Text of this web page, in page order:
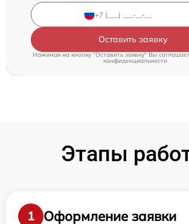
Оставить заявку
Нажимая на кнопку "Оставить заявку" Вы
конфиденциальности
Этапы
1
Оформление заявки